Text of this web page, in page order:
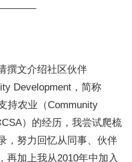
撰文介绍社区伙伴
Development，简称
持农业（Community
）的经历，我尝试爬梳
，努力回忆从同事、伙伴
再加上我从2010年中加入